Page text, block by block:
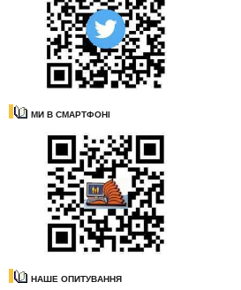
МИ В СМАРТФОНІ
НАШЕ ОПИТУВАННЯ